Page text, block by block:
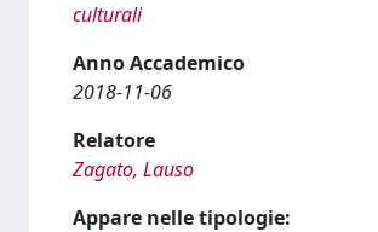
culturali
Anno Accademico
2018-11-06
Relatore
Zagato, Lauso
Appare nelle tipologie: